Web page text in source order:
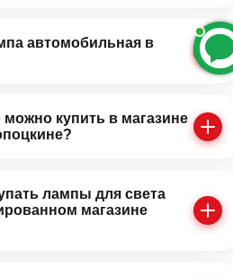
автомобильная в
купить в магазине
лампы для света
магазине